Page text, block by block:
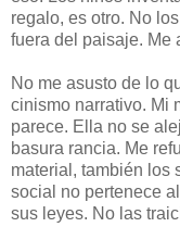
regalo, es otro. No
fuera del paisaje. Me
No me asusto de lo
cinismo narrativo. Mi
parece. Ella no se
basura rancia. Me
material, también los
social no pertenece
sus leyes. No las